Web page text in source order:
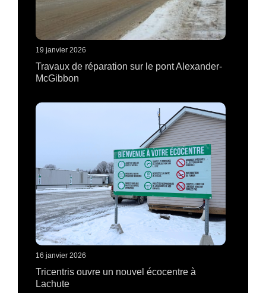
19 janvier 2026
Travaux de réparation sur le pont Alexander-
McGibbon
16 janvier 2026
Tricentris ouvre un nouvel écocentre à
Lachute